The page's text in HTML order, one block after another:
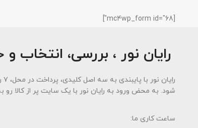
رایان نور ، بررسی، انتخاب و
شود. به محض ورود به رایان نور با یک سایت پر از کالا
ساعت کاری ما: